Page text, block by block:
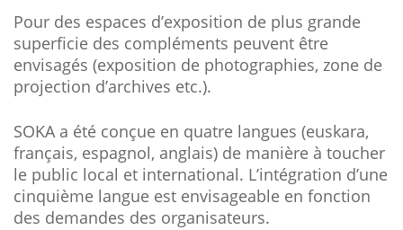
Pour des espaces d’exposition de plus grande
superficie des compléments peuvent être
envisagés (exposition de photographies, zone de
projection d’archives etc.).
SOKA a été conçue en quatre langues (euskara,
français, espagnol, anglais) de manière à toucher
le public local et international. L’intégration d’une
cinquième langue est envisageable en fonction
des demandes des organisateurs.